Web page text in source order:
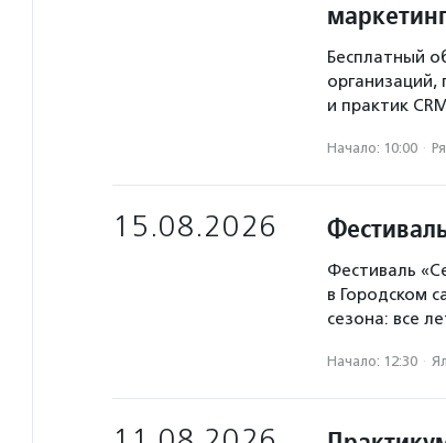
Бесплатный
и практик
Начало: 10:00 ·
15.08.2026
Фестиваль
в Городском
сезона: все
Начало: 12:30 ·